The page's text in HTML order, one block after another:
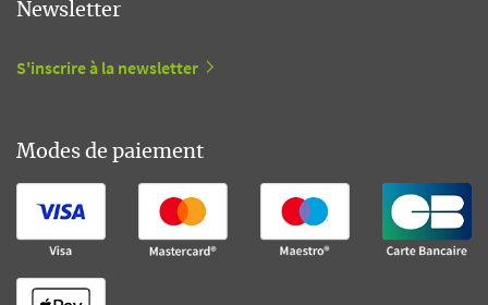
Newsletter
S'inscrire à la newsletter
Modes de paiement